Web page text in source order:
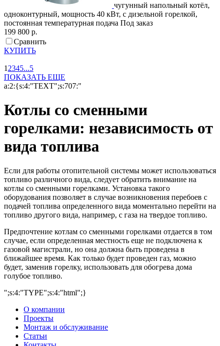
чугунный напольный котёл,
одноконтурный, мощность 40 кВт, с дизельной горелкой,
постоянная температурная подача Под заказ
199 800 р.
Сравнить
КУПИТЬ
1 2345...5
ПОКАЗАТЬ ЕЩЕ
a:2:{s:4:"TEXT";s:707:"
Котлы со сменными
горелками: независимость от
вида топлива
Если для работы отопительной системы может использоваться
топливо различного вида, следует обратить внимание на
котлы со сменными горелками. Установка такого
оборудования позволяет в случае возникновения перебоев с
подачей топлива определенного вида моментально перейти на
топливо другого вида, например, с газа на твердое топливо.
Предпочтение котлам со сменными горелками отдается в том
случае, если определенная местность еще не подключена к
газовой магистрали, но она должна быть проведена в
ближайшее время. Как только будет проведен газ, можно
будет, заменив горелку, использовать для обогрева дома
голубое топливо.
";s:4:"TYPE";s:4:"html";}
О компании
Проекты
Монтаж и обслуживание
Статьи